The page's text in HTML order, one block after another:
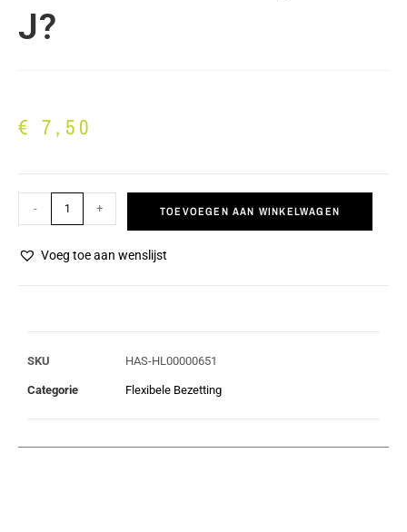
J?
€ 7,50
- + TOEVOEGEN AAN WINKELWAGEN
Voeg toe aan wenslijst
SKU HAS-HL00000651
Categorie Flexibele Bezetting